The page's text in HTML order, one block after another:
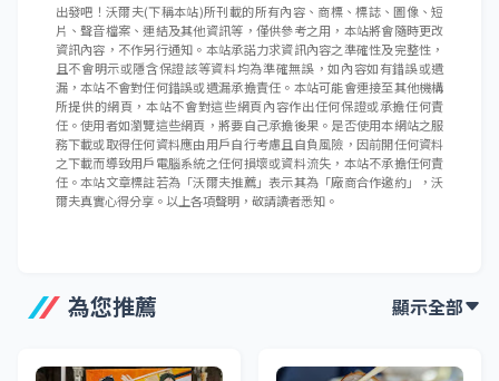
出發吧！沃爾夫(下稱本站)所刊載的所有內容、商標、標誌、圖像、短
片、聲音檔案、連結及其他資訊等，僅供參考之用，本站將會隨時更改
資訊內容，不作另行通知。本站承諾力求資訊內容之準確性及完整性，
且不會明示或隱含保證該等資料均為準確無誤，如內容如有錯誤或遺
漏，本站不會對任何錯誤或遺漏承擔責任。本站可能會連接至其他機構
所提供的網頁，本站不會對這些網頁內容作出任何保證或承擔任何責
任。使用者如瀏覽這些網頁，將要自己承擔後果。是否使用本網站之服
務下載或取得任何資料應由用戶自行考慮且自負風險，因前開任何資料
之下載而導致用戶電腦系統之任何損壞或資料流失，本站不承擔任何責
任。本站文章標註若為「沃爾夫推薦」表示其為「廠商合作邀約」，沃
爾夫真實心得分享。以上各項聲明，敬請讀者悉知。
為您推薦 顯示全部